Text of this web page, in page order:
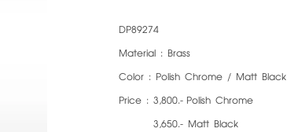
DP89274
Material : Brass
Color : Polish Chrome / Matt Black
Price : 3,800.- Polish Chrome
3,650.- Matt Black